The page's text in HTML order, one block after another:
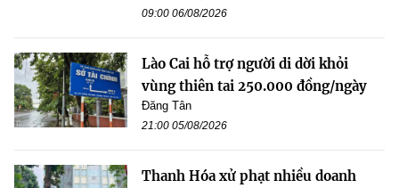
09:00 06/08/2026
Lào Cai hỗ trợ người di dời khỏi
vùng thiên tai 250.000 đồng/ngày
Đăng Tân
21:00 05/08/2026
Thanh Hóa xử phạt nhiều doanh